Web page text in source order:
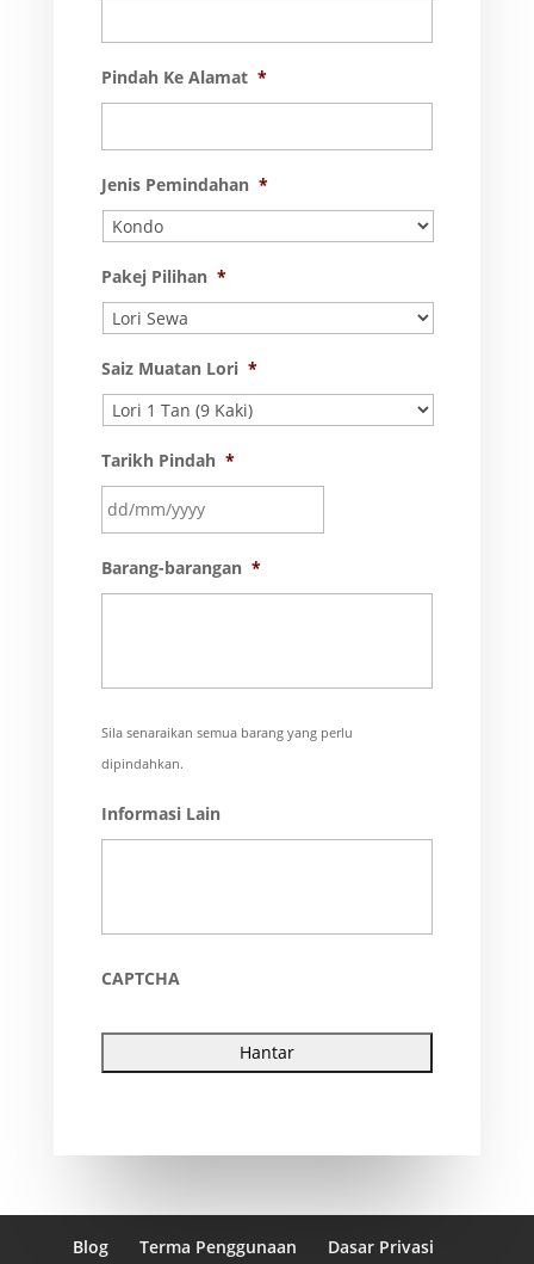
Pindah Ke Alamat *
Jenis Pemindahan *
Pakej Pilihan *
Saiz Muatan Lori *
Tarikh Pindah *
slash
Barang-barangan *
Sila senaraikan semua barang yang perlu
dipindahkan.
Informasi Lain
CAPTCHA
Blog Terma Penggunaan Dasar Privasi